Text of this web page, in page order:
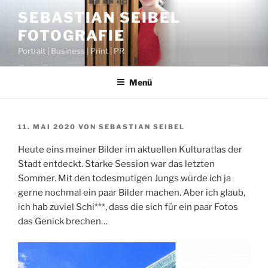
Inhalt
springen
SEBASTIAN SEIBEL
FOTOGRAFIE
Portrait | Business | Print | PR
Menü
VERÖFFENTLICHT
11. MAI 2020 VON SEBASTIAN SEIBEL
Heute eins meiner Bilder im aktuellen Kulturatlas der
Stadt entdeckt. Starke Session war das letzten
Sommer. Mit den todesmutigen Jungs würde ich ja
gerne nochmal ein paar Bilder machen. Aber ich glaub,
ich hab zuviel Schi***, dass die sich für ein paar Fotos
das Genick brechen…